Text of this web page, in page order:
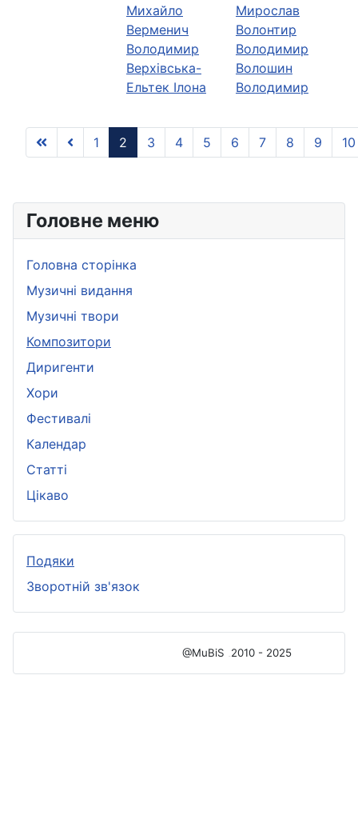
Головне меню
Головна сторінка
Музичні видання
Музичні твори
Композитори
Диригенти
Хори
Фестивалі
Календар
Статті
Цікаво
Подяки
Зворотній зв'язок
Михайло
Верменич
Володимир
Верхiвська-
Ельтек Ілона
Мирослав
Волонтир
Володимир
Волошин
Володимир
1 2 3 4 5 6 7 8 9 10
@MuBiS 2010 - 2025